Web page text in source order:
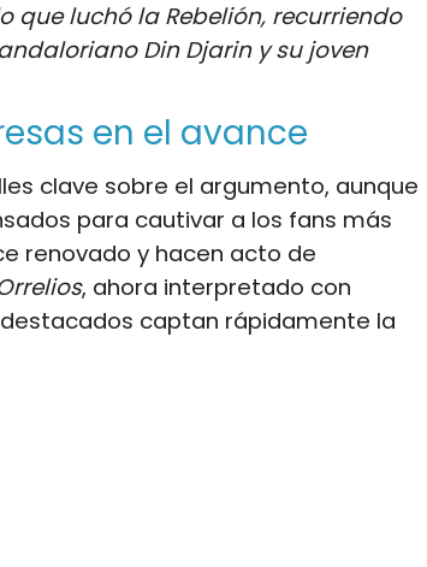
luchó la Rebelión, recurriendo
Din Djarin y su joven
en el avance
clave sobre el argumento, aunque
para cautivar a los fans más
renovado y hacen acto de
, ahora interpretado con
captan rápidamente la